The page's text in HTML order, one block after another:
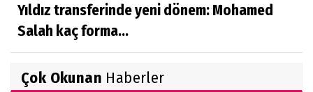
Yıldız transferinde yeni dönem: Mohamed
Salah kaç forma...
Çok Okunan Haberler